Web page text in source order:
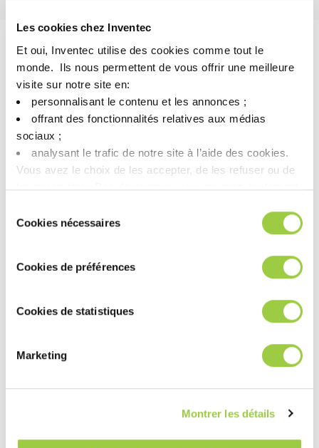
Les cookies chez Inventec
Et oui, Inventec utilise des cookies comme tout le
monde. ​ Ils nous permettent de vous offrir une meilleure
visite sur notre site en:​
personnalisant le contenu et les annonces ;​
offrant des fonctionnalités relatives aux médias
sociaux ; ​
analysant le trafic de notre site à l’aide des cookies.​
Vous avez le choix de les accepter, de les refuser ou de
les paramétrer.​ Pas de panique, vous pourrez également
cookies.​ ​ ​
duCookies nécessaires
Cookies de préférences
Cookies de statistiques
Marketing
Montrer les détails
Découvrez notre nettoyant
haute performance pour
pochoirs de soudure !